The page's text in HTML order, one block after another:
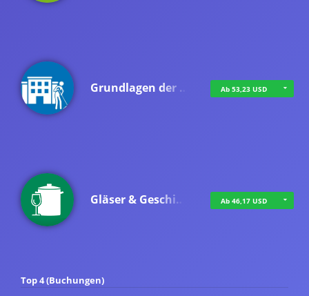
Grundlagen der … Ab 53,23 USD
Gläser & Geschi… Ab 46,17 USD
Top 4 (Buchungen)